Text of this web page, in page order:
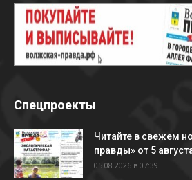
Спецпроекты
Читайте в свежем
правды» от 5
05.08.2026 в 07:39